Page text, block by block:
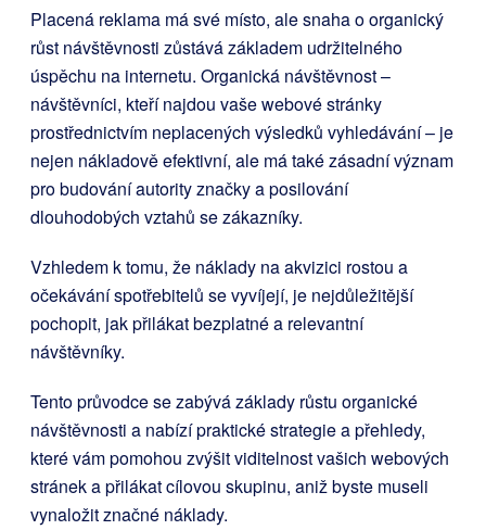
Placená reklama má své místo, ale snaha o organický
růst návštěvnosti zůstává základem udržitelného
úspěchu na internetu. Organická návštěvnost –
návštěvníci, kteří najdou vaše webové stránky
prostřednictvím neplacených výsledků vyhledávání – je
nejen nákladově efektivní, ale má také zásadní význam
pro budování autority značky a posilování
dlouhodobých vztahů se zákazníky.
Vzhledem k tomu, že náklady na akvizici rostou a
očekávání spotřebitelů se vyvíjejí, je nejdůležitější
pochopit, jak přilákat bezplatné a relevantní
návštěvníky.
Tento průvodce se zabývá základy růstu organické
návštěvnosti a nabízí praktické strategie a přehledy,
které vám pomohou zvýšit viditelnost vašich webových
stránek a přilákat cílovou skupinu, aniž byste museli
vynaložit značné náklady.